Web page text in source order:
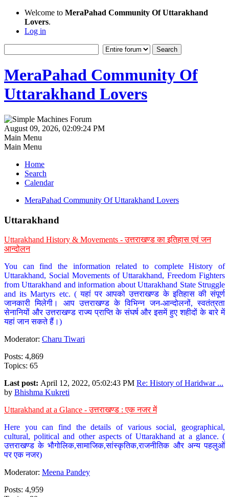
Welcome to MeraPahad Community Of Uttarakhand
Lovers.
Log in
MeraPahad Community Of
Uttarakhand Lovers
August 09, 2026, 02:09:24 PM
Main Menu
Main Menu
Home
Search
Calendar
MeraPahad Community Of Uttarakhand Lovers
Uttarakhand
Uttarakhand History & Movements - उत्तराखण्ड का इतिहास एवं जन
आन्दोलन
You can find the information related to complete History of
Uttarakhand, Social Movements of Uttarakhand, Freedom Fighters
from Uttarakhand and information about Uttarakhand State Struggle
and its Martyrs etc. ( यहां पर आपको उत्तराखण्ड के इतिहास की संपूर्ण
जानकारी मिलेगी। आप उत्तराखण्ड के विभिन्न जन-आन्दोलनों, स्वतंत्रता
सेनानियों और उत्तराखण्ड राज्य प्राप्ति के संघर्ष और इसमें हुए शहीदों के बारे में
यहां जान सकते हैं।)
Moderator: Charu Tiwari
Posts: 4,869
Topics: 65
Last post: April 12, 2022, 05:02:43 PM Re: History of Haridwar ...
by Bhishma Kukreti
Uttarakhand at a Glance - उत्तराखण्ड : एक नजर में
Here you can find the details of various social, geographical,
cultural, political and other aspects of Uttarakhand at a glance. (
उत्तराखण्ड के भौगोलिक,सामाजिक,सांस्कृतिक,राजनीतिक और अन्य पहलुओं
पर एक नजर)
Moderator: Meena Pandey
Posts: 4,959